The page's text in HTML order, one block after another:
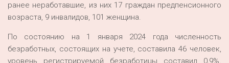
ранее неработавшие, из них 17 граждан предпенсионного
возраста, 9 инвалидов, 101 женщина.
По состоянию на 1 января 2024 года численность
безработных, состоящих на учете, составила 46 человек,
уровень регистрируемой безработицы составил 0,9%.